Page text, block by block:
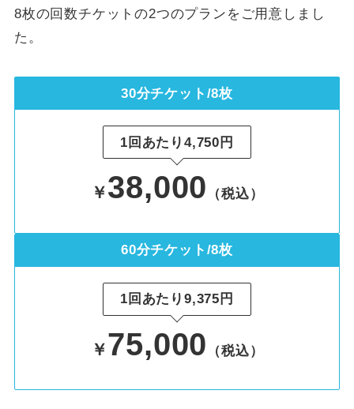
8枚の回数チケットの2つのプランをご用意しまし
た。
30分チケット/8枚
1回あたり4,750円
￥38,000 （税込）
60分チケット/8枚
1回あたり9,375円
￥75,000 （税込）